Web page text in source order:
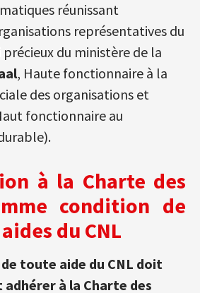
réunissant
représentatives du
du ministère de la
, Haute fonctionnaire à la
des organisations et
fonctionnaire au
à la Charte des
condition de
du CNL
toute aide du CNL doit
à la Charte des